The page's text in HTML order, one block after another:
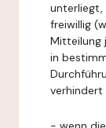
unterliegt,
freiwillig
Mitteilung
in
verhindert